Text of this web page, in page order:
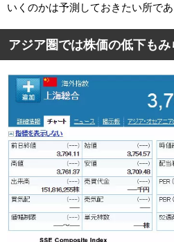
いくのかは予測しておきたい所で
アジア圏では株価の低下もみ